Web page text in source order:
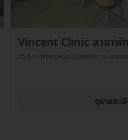
Vincent Clinic สาขาพั
35 6 ถ. พัทยาเหนือ เมืองพัทยา อ. บางล
ดูรายละเ